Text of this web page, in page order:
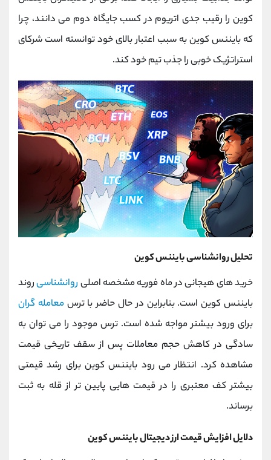
کوین را رقیب جدی اتریوم در کسب جایگاه دوم می دانند، چرا
که بایننس کوین به سبب اعتبار بالای خود توانسته است شرکای
استراتژیک خوبی را جذب تیم خود کند.
تحلیل روانشناسی بایننس کوین
خرید های هیجانی در ماه فوریه مشخصه اصلی روانشناسیروند
بایننس کوین است. بنابراین در حال حاضر با ترسمعامله گران
برای ورود بیشتر مواجه شده است. ترس موجود را می توان به
سادگی در کاهش حجم معاملات پس از سقف تاریخی قیمت
مشاهده کرد. انتظار می رود بایننس کوین برای رشد قیمتی
بیشتر کف معتبری را در قیمت هایی پایین تر از قله به ثبت
برساند.
دلایل افزایش قیمت ارز دیجیتال بایننس کوین